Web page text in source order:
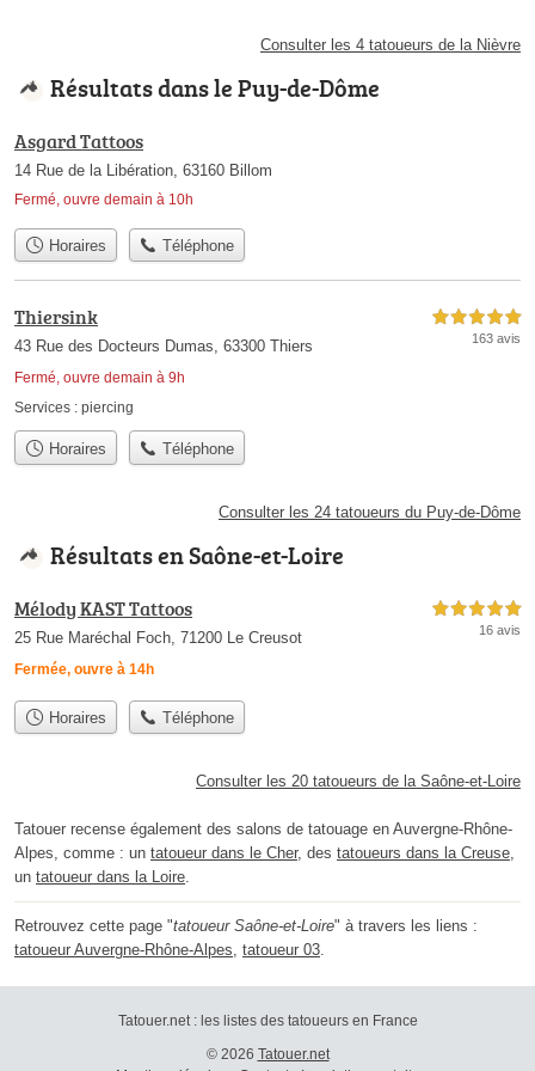
Consulter les 4 tatoueurs de la Nièvre
Résultats dans le Puy-de-Dôme
Asgard Tattoos
14 Rue de la Libération, 63160 Billom
Fermé, ouvre demain à 10h
Horaires Téléphone
Thiersink
43 Rue des Docteurs Dumas, 63300 Thiers
Fermé, ouvre demain à 9h
5,0 étoiles sur 5
163 avis
Services : piercing
Horaires Téléphone
Consulter les 24 tatoueurs du Puy-de-Dôme
Résultats en Saône-et-Loire
Mélody KAST Tattoos
25 Rue Maréchal Foch, 71200 Le Creusot
Fermée, ouvre à 14h
5,0 étoiles sur 5
16 avis
Horaires Téléphone
Consulter les 20 tatoueurs de la Saône-et-Loire
Tatouer recense également des salons de tatouage en Auvergne-Rhône-
Alpes, comme : un tatoueur dans le Cher, des tatoueurs dans la Creuse,
un tatoueur dans la Loire.
Retrouvez cette page "tatoueur Saône-et-Loire" à travers les liens :
tatoueur Auvergne-Rhône-Alpes, tatoueur 03.
Tatouer.net : les listes des tatoueurs en France
© 2026 Tatouer.net